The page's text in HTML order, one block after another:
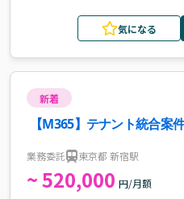
気になる
新着
【M365】テナント統合案
業務委託 東京都 新宿駅
~ 520,000 円/月額